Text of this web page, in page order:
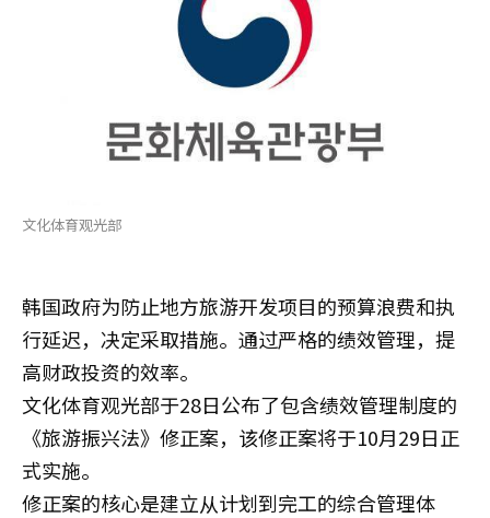
文化体育观光部
韩国政府为防止地方旅游开发项目的预算浪费和执
行延迟，决定采取措施。通过严格的绩效管理，提
高财政投资的效率。
文化体育观光部于28日公布了包含绩效管理制度的
《旅游振兴法》修正案，该修正案将于10月29日正
式实施。
修正案的核心是建立从计划到完工的综合管理体